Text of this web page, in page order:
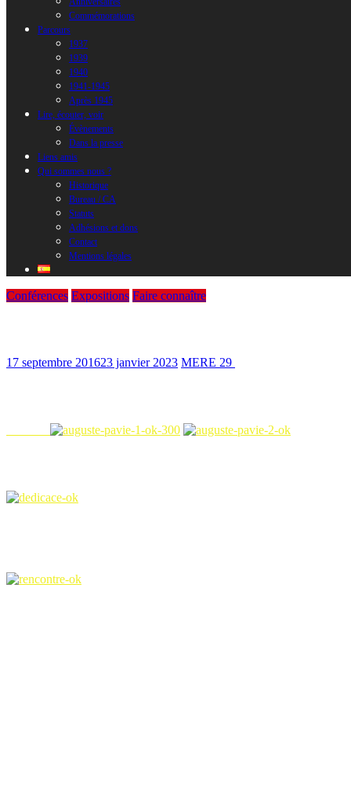
Commémorations
Parcours
1937
1939
1940
1941-1945
Après 1945
Lire, écouter, voir
Évènements
Dans la presse
Liens amis
Qui sommes nous ?
Historique
Bureau / CA
Statuts
Adhésions et dons
Contact
Mentions légales
Conférences Expositions Faire connaître
17 septembre 201623 janvier 2023 MERE 29